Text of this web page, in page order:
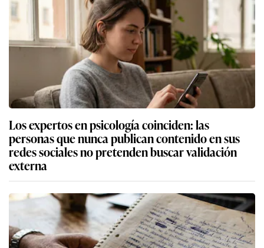
Los expertos en psicología coinciden: las
personas que nunca publican contenido en sus
redes sociales no pretenden buscar validación
externa